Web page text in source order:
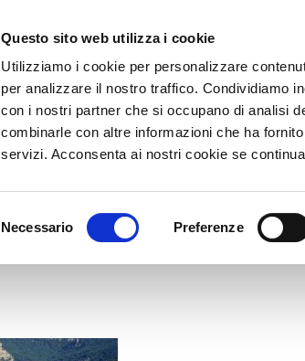
Questo sito web utilizza i cookie
Utilizziamo i cookie per personalizzare
per analizzare il nostro traffico. Condividiamo
con i nostri partner che si occupano di analisi
combinarle con altre informazioni che ha
servizi. Acconsenta ai nostri cookie se
del
Necessario Preferenze